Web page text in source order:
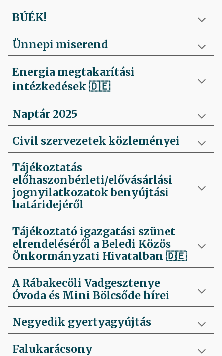
BÚÉK!
Ünnepi miserend
Energia megtakarítási
intézkedések🇩🇪
Naptár 2025
Civil szervezetek közleményei
Tájékoztatás
előhaszonbérleti/elővásárlási
jognyilatkozatok benyújtási
határidejéről
Tájékoztató igazgatási szünet
elrendeléséről a Beledi Közös
Önkormányzati Hivatalban🇩🇪
A Rábakecöli Vadgesztenye
Óvoda és Mini Bölcsőde hírei
Negyedik gyertyagyújtás
Falukarácsony